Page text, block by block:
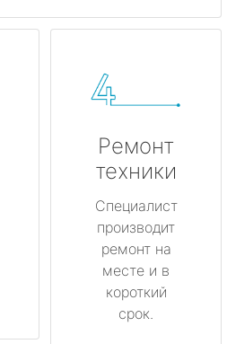
Ремонт
техники
Специалист
производит
ремонт на
месте и в
короткий
срок.